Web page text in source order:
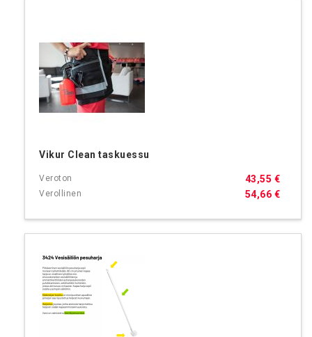
Vikur Clean taskuessu
54,66 €
43,55 €